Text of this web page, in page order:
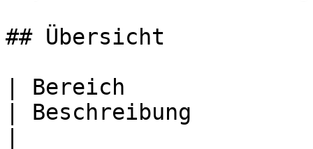
## Übersicht
| Bereich
| Beschreibung